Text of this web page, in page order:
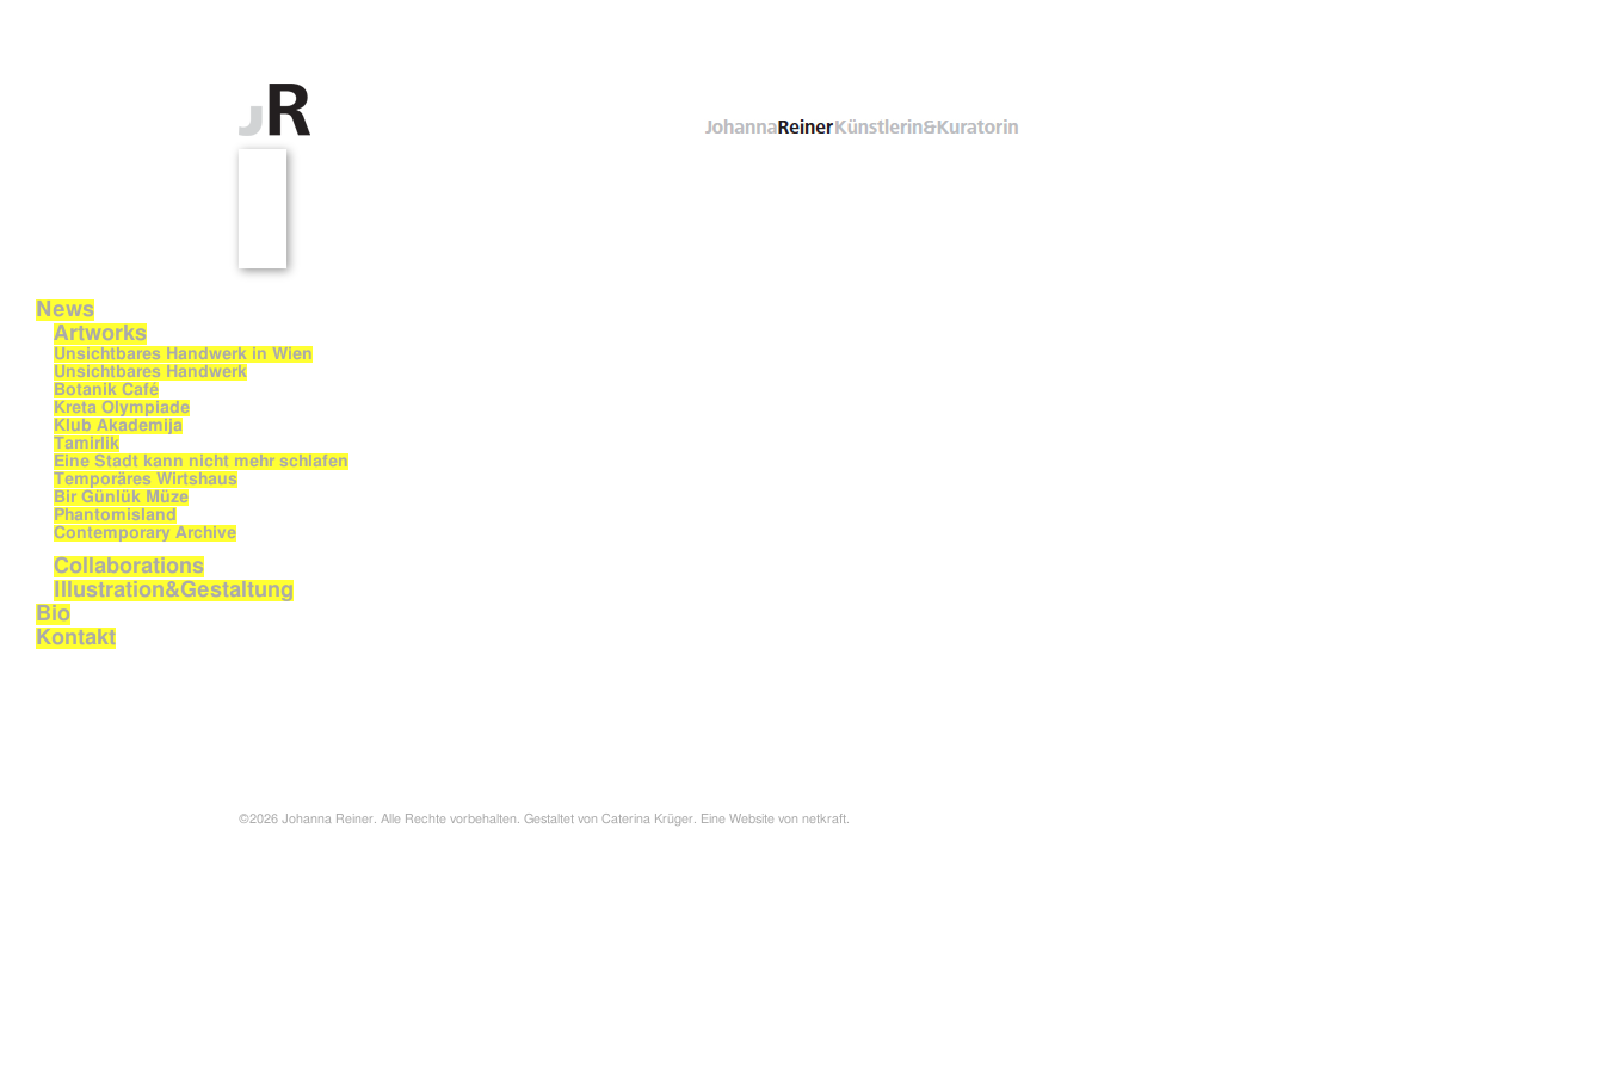
News
Artworks
Unsichtbares Handwerk in Wien
Unsichtbares Handwerk
Botanik Café
Kreta Olympiade
Klub Akademija
Tamirlik
Eine Stadt kann nicht mehr schlafen
Temporäres Wirtshaus
Bir Günlük Müze
Phantomisland
Contemporary Archive
Collaborations
Illustration&Gestaltung
Bio
Kontakt
©2026 Johanna Reiner. Alle Rechte vorbehalten. Gestaltet von Caterina Krüger . Eine Website von netkraft